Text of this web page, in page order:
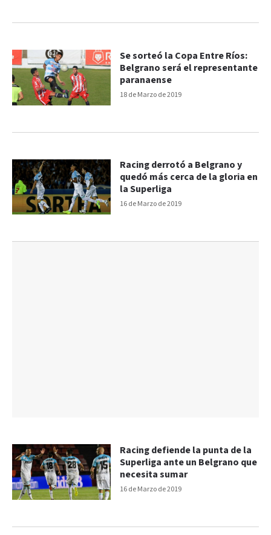
18 de Marzo de 2019
Se sorteó la Copa Entre Ríos:
Belgrano será el representante
paranaense
16 de Marzo de 2019
Racing derrotó a Belgrano y
quedó más cerca de la gloria en
la Superliga
16 de Marzo de 2019
Racing defiende la punta de la
Superliga ante un Belgrano que
necesita sumar